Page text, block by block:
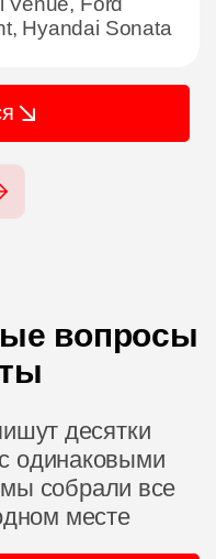
Hyandai Sonata
вопросы
десятки
одинаковыми
собрали все
месте